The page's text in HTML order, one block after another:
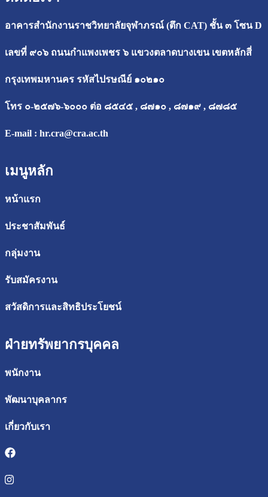
อาคารสำนักงานราชวิทยาลัยจุฬาภรณ์ (ตึก CAT) ชั้น ๓ โซน D
เลขที่ ๙๐๖ ถนนกำแพงเพชร ๖ แขวงตลาดบางเขน เขตหลักสี่
กรุงเทพมหานคร รหัสไปรษณีย์ ๑๐๒๑๐
โทร ๐-๒๕๗๖-๖๐๐๐ ต่อ ๘๕๔๕ , ๘๗๑๐ , ๘๗๑๙ , ๘๗๘๕
E-mail : hr.cra@cra.ac.th
เมนูหลัก
หน้าแรก
ประชาสัมพันธ์
กลุ่มงาน
รับสมัครงาน
สวัสดิการและสิทธิประโยชน์
ฝ่ายทรัพยากรบุคคล
พนักงาน
พัฒนาบุคลากร
เกี่ยวกับเรา